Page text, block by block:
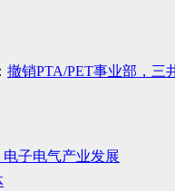
撤销PTA/PET事业部，三
子电气产业发展